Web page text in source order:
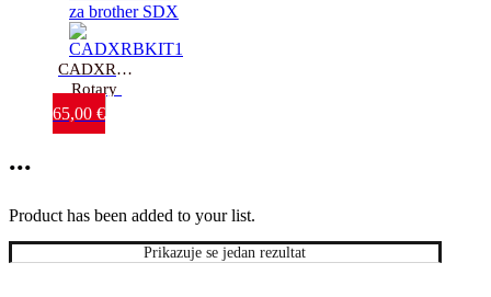
CADXRBKIT1
Rotary
Blade KIT-
brother
SDX
65,00 €
...
Product has been added to your list.
Prikazuje se jedan rezultat